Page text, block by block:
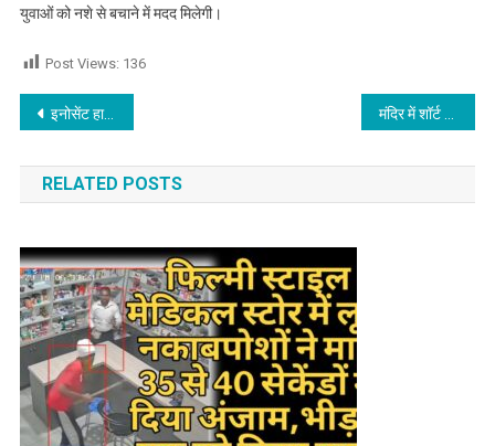
युवाओं को नशे से बचाने में मदद मिलेगी।
Post Views: 136
Post navigation
इनोसेंट हार्ट्स में स्वर्गीय कमलेश बौरी की बर्थ एनिवर्सरी के उपलक्ष्य में श्रद्धापूर्वक मनाया फाउंडर्स डे
RELATED POSTS